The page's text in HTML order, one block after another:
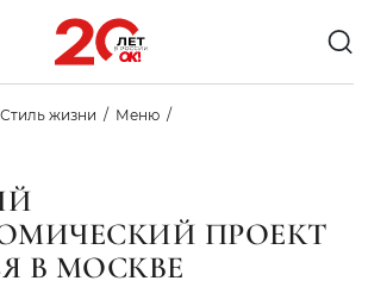
Стиль жизни Меню
ПРОЕКТ
В МОСКВЕ